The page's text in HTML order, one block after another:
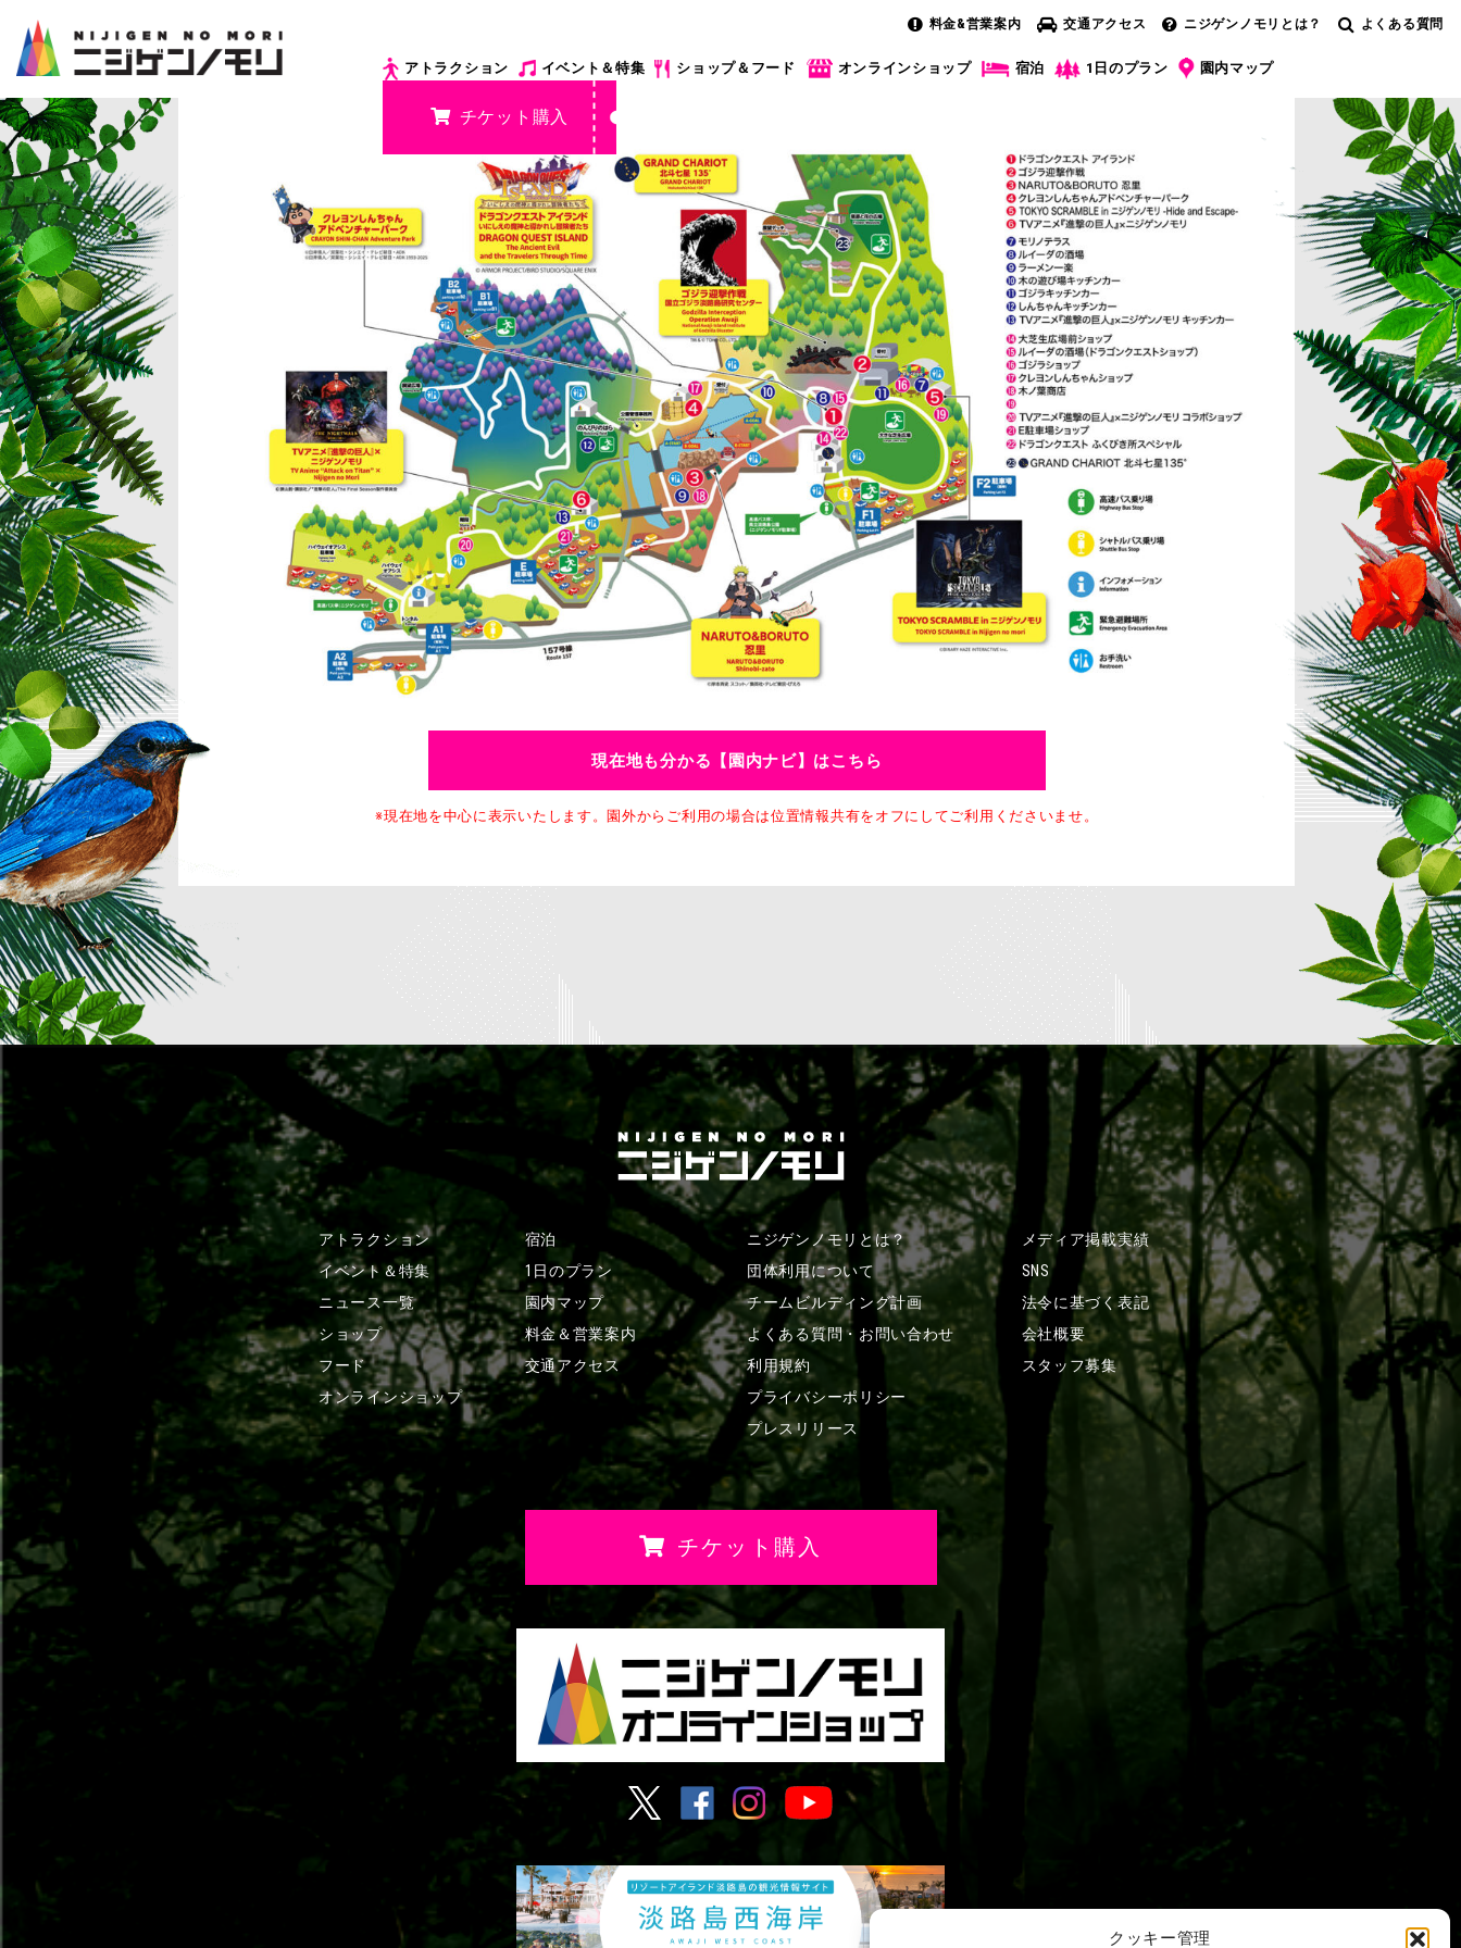
クッキー管理
料金&営業案内 交通アクセス ニジゲンノモリとは？ よくある質問
アトラクション イベント＆特集 ショップ＆フード オンラインショップ 宿泊 1日のプラン 園内マップ
チケット購入
現在地も分かる【園内ナビ】はこちら
※現在地を中心に表示いたします。園外からご利用の場合は位置情報共有をオフにしてご利用くださいませ。
アトラクション
イベント＆特集
ニュース一覧
ショップ
フード
オンラインショップ
宿泊
1日のプラン
園内マップ
料金＆営業案内
交通アクセス
ニジゲンノモリとは？
団体利用について
チームビルディング計画
よくある質問・ お問い合わせ
利用規約
プライバシーポリシー
プレスリリース
メディア掲載実績
SNS
法令に基づく表記
会社概要
スタッフ募集
チケット購入